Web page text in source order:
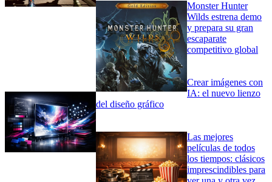
Monster Hunter
Wilds estrena demo
y prepara su gran
escaparate
competitivo global
Crear imágenes con
IA: el nuevo lienzo
del diseño gráfico
Las mejores
películas de todos
los tiempos: clásicos
imprescindibles para